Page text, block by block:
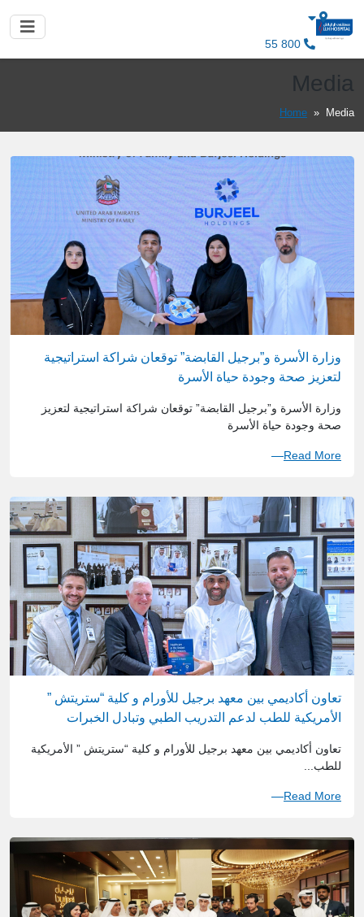
Media
Home » Media
وزارة الأسرة و”برجيل القابضة” توقعان شراكة استراتيجية
لتعزيز صحة وجودة حياة الأسرة
وزارة الأسرة و”برجيل القابضة” توقعان شراكة استراتيجية لتعزيز
صحة وجودة حياة الأسرة
Read More
تعاون أكاديمي بين معهد برجيل للأورام و كلية “ستريتش ”
الأمريكية للطب لدعم التدريب الطبي وتبادل الخبرات
تعاون أكاديمي بين معهد برجيل للأورام و كلية “ستريتش ” الأمريكية
للطب...
Read More